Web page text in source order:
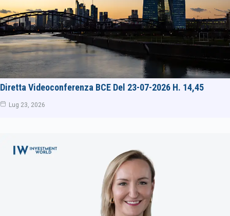
Diretta Videoconferenza BCE Del 23-07-2026 H. 14,45
Lug 23, 2026